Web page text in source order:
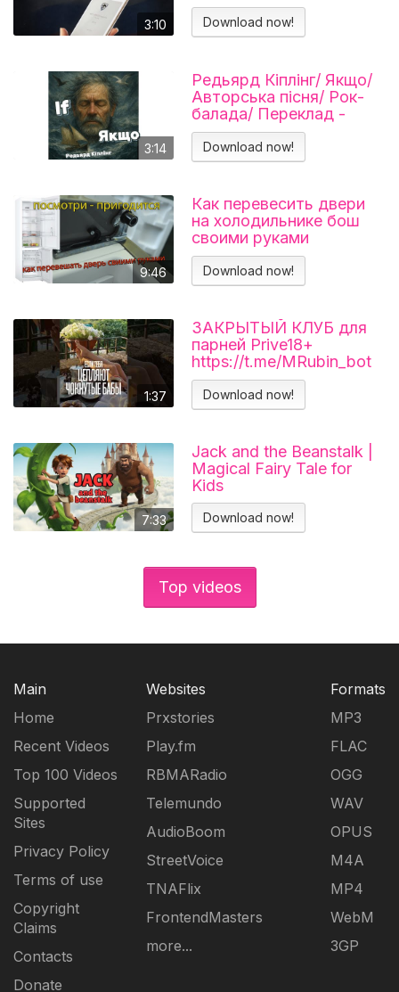
3:10 Download now!
3:14
Редьярд Кіплінг/ Якщо/
Авторська пісня/ Рок-
балада/ Переклад -
Тарас В'єнц
Download now!
9:46
Как перевесить двери
на холодильнике бош
своими руками
Холодильник BOSCH
KGN39VL25R Перенавес
дверей
Download now!
1:37
ЗАКРЫТЫЙ КЛУБ для
парней Prive18+
https://t.me/MRubin_bot
#миларубинчик
#психология
#отношения
Download now!
7:33
Jack and the Beanstalk |
Magical Fairy Tale for
Kids
Download now!
Top videos
Main
Home
Recent Videos
Top 100 Videos
Supported
Sites
Privacy Policy
Terms of use
Copyright
Claims
Contacts
Donate
Websites
Prxstories
Play.fm
RBMARadio
Telemundo
AudioBoom
StreetVoice
TNAFlix
FrontendMasters
more...
Formats
MP3
FLAC
OGG
WAV
OPUS
M4A
MP4
WebM
3GP